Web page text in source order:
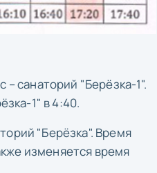
санаторий "Берёзка-1".
1" в 4:40.
"Берёзка". Время
изменяется время